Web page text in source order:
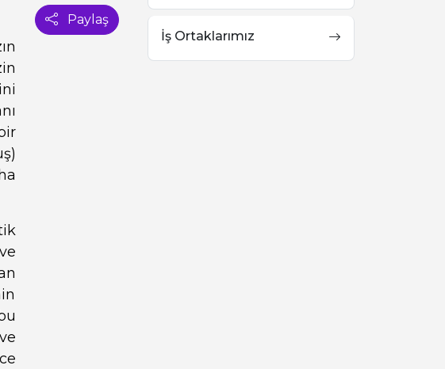
Paylaş
İş Ortaklarımız